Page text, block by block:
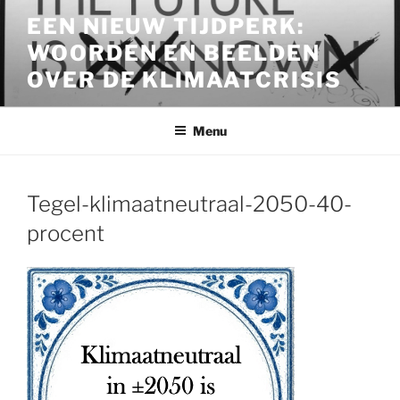
inhoud
EEN NIEUW TIJDPERK:
WOORDEN EN BEELDEN
OVER DE KLIMAATCRISIS
Menu
Tegel-klimaatneutraal-2050-40-
procent